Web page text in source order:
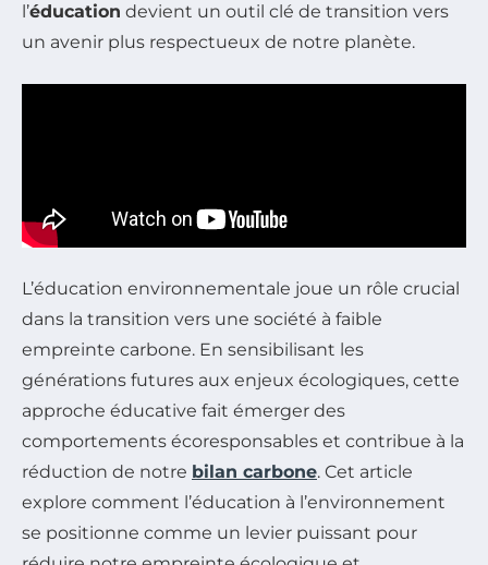
l’éducation devient un outil clé de transition vers
un avenir plus respectueux de notre planète.
L’éducation environnementale joue un rôle crucial
dans la transition vers une société à faible
empreinte carbone. En sensibilisant les
générations futures aux enjeux écologiques, cette
approche éducative fait émerger des
comportements écoresponsables et contribue à la
réduction de notre bilan carbone. Cet article
explore comment l’éducation à l’environnement
se positionne comme un levier puissant pour